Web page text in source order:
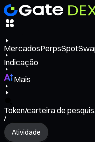
MercadosPerpsSpot
Indicação
Mais
Token/carteira de
/
Atividade